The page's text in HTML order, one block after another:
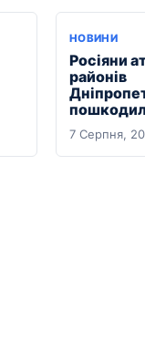
НОВИНИ
Росіяни
районів
7 Серпня,